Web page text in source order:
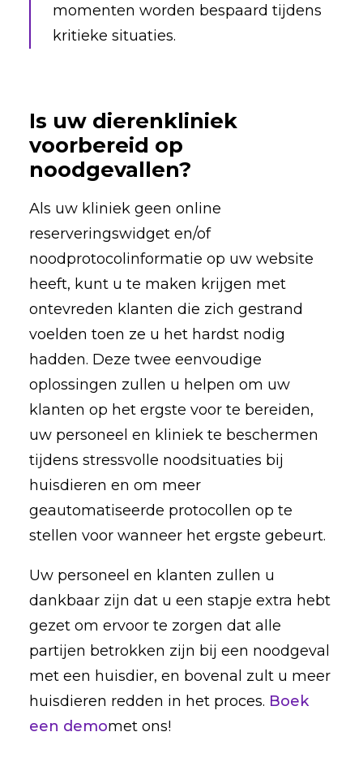
momenten worden bespaard tijdens
kritieke situaties.
Is uw dierenkliniek
voorbereid op
noodgevallen?
Als uw kliniek geen online
reserveringswidget en/of
noodprotocolinformatie op uw website
heeft, kunt u te maken krijgen met
ontevreden klanten die zich gestrand
voelden toen ze u het hardst nodig
hadden. Deze twee eenvoudige
oplossingen zullen u helpen om uw
klanten op het ergste voor te bereiden,
uw personeel en kliniek te beschermen
tijdens stressvolle noodsituaties bij
huisdieren en om meer
geautomatiseerde protocollen op te
stellen voor wanneer het ergste gebeurt.
Uw personeel en klanten zullen u
dankbaar zijn dat u een stapje extra hebt
gezet om ervoor te zorgen dat alle
partijen betrokken zijn bij een noodgeval
met een huisdier, en bovenal zult u meer
huisdieren redden in het proces. Boek
een demomet ons!